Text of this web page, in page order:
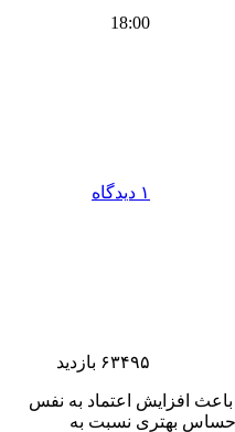
18:00
۱ دیدگاه
۶۳۴۹۵ بازدید
افزایش اعتماد به نفس
بهتری نسبت به